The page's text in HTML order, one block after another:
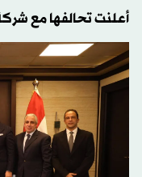
أعلنت تحالفها مع